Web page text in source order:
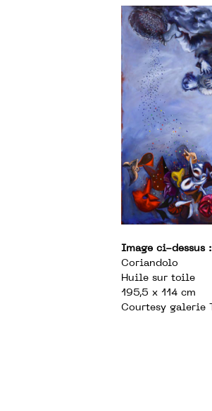
Image ci-dessus :
Coriandolo
Huile sur toile
195,5 x 114 cm
Courtesy galerie